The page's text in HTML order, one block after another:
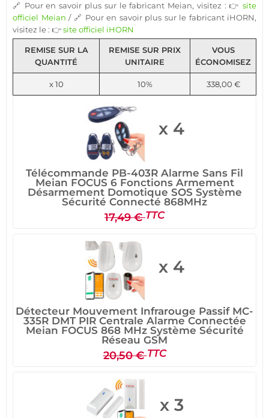
🔗 Pour en savoir plus sur le fabricant Meian, visitez : 👉 site
officiel Meian / 🔗 Pour en savoir plus sur le fabricant iHORN,
visitez le : 👉site officiel iHORN
REMISE SUR LA
QUANTITÉ
REMISE SUR PRIX
UNITAIRE
VOUS
ÉCONOMISEZ
x 10 10% 338,00 €
x 4
Télécommande PB-403R Alarme Sans Fil
Meian FOCUS 6 Fonctions Armement
Désarmement Domotique SOS Système
Sécurité Connecté 868MHz
17,49 €TTC
x 4
Détecteur Mouvement Infrarouge Passif MC-
335R DMT PIR Centrale Alarme Connectée
Meian FOCUS 868 MHz Système Sécurité
Réseau GSM
20,50 €TTC
x 3